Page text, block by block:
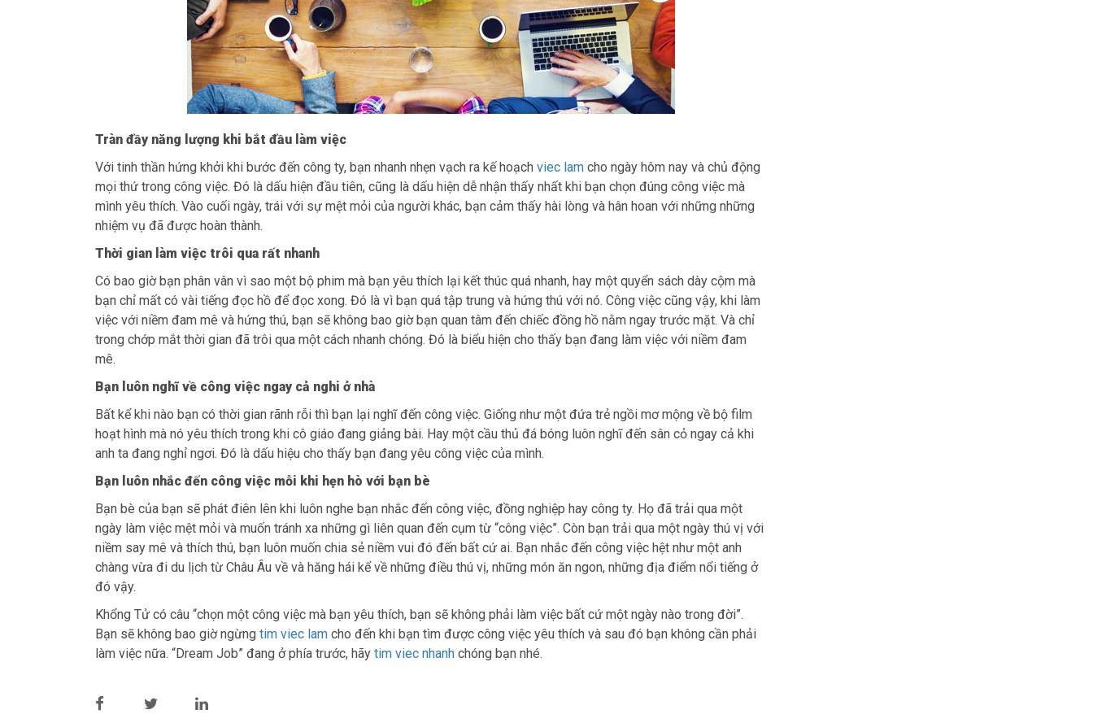
Tràn đầy năng lượng khi bắt đầu làm việc
Với tinh thần hứng khởi khi bước đến công ty, bạn nhanh nhẹn vạch ra kế hoạch viec lam cho ngày hôm nay và chủ động
mọi thứ trong công việc. Đó là dấu hiện đầu tiên, cũng là dấu hiện dễ nhận thấy nhất khi bạn chọn đúng công việc mà
mình yêu thích. Vào cuối ngày, trái với sự mệt mỏi của người khác, bạn cảm thấy hài lòng và hân hoan với những những
nhiệm vụ đã được hoàn thành.
Thời gian làm việc trôi qua rất nhanh
Có bao giờ bạn phân vân vì sao một bộ phim mà bạn yêu thích lại kết thúc quá nhanh, hay một quyển sách dày cộm mà
bạn chỉ mất có vài tiếng đọc hồ để đọc xong. Đó là vì bạn quá tập trung và hứng thú với nó. Công việc cũng vậy, khi làm
việc với niềm đam mê và hứng thú, bạn sẽ không bao giờ bạn quan tâm đến chiếc đồng hồ nằm ngay trước mặt. Và chỉ
trong chớp mắt thời gian đã trôi qua một cách nhanh chóng. Đó là biểu hiện cho thấy bạn đang làm việc với niềm đam
mê.
Bạn luôn nghĩ về công việc ngay cả nghi ở nhà
Bất kể khi nào bạn có thời gian rãnh rỗi thì bạn lại nghĩ đến công việc. Giống như một đứa trẻ ngồi mơ mộng về bộ film
hoạt hình mà nó yêu thích trong khi cô giáo đang giảng bài. Hay một cầu thủ đá bóng luôn nghĩ đến sân cỏ ngay cả khi
anh ta đang nghỉ ngơi. Đó là dấu hiệu cho thấy bạn đang yêu công việc của mình.
Bạn luôn nhắc đến công việc mỗi khi hẹn hò với bạn bè
Bạn bè của bạn sẽ phát điên lên khi luôn nghe bạn nhắc đến công việc, đồng nghiệp hay công ty. Họ đã trải qua một
ngày làm việc mệt mỏi và muốn tránh xa những gì liên quan đến cụm từ “công việc”. Còn bạn trải qua một ngày thú vị với
niềm say mê và thích thú, bạn luôn muốn chia sẻ niềm vui đó đến bất cứ ai. Bạn nhắc đến công việc hệt như một anh
chàng vừa đi du lịch từ Châu Âu về và hăng hái kể về những điều thú vị, những món ăn ngon, những địa điểm nổi tiếng ở
đó vậy.
Khổng Tử có câu “chọn một công việc mà bạn yêu thích, bạn sẽ không phải làm việc bất cứ một ngày nào trong đời”.
Bạn sẽ không bao giờ ngừng tim viec lam cho đến khi bạn tìm được công việc yêu thích và sau đó bạn không cần phải
làm việc nữa. “Dream Job” đang ở phía trước, hãy tim viec nhanh chóng bạn nhé.